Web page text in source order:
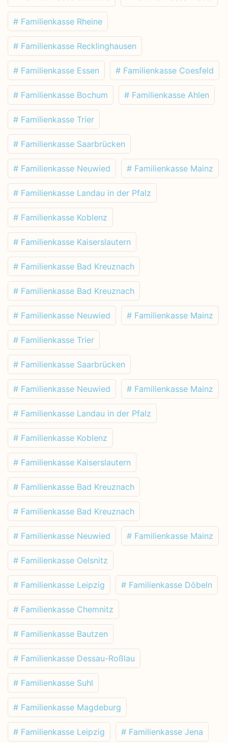
# Familienkasse Rheine
# Familienkasse Recklinghausen
# Familienkasse Essen # Familienkasse Coesfeld
# Familienkasse Bochum # Familienkasse Ahlen
# Familienkasse Trier
# Familienkasse Saarbrücken
# Familienkasse Neuwied # Familienkasse Mainz
# Familienkasse Landau in der Pfalz
# Familienkasse Koblenz
# Familienkasse Kaiserslautern
# Familienkasse Bad Kreuznach
# Familienkasse Bad Kreuznach
# Familienkasse Neuwied # Familienkasse Mainz
# Familienkasse Trier
# Familienkasse Saarbrücken
# Familienkasse Neuwied # Familienkasse Mainz
# Familienkasse Landau in der Pfalz
# Familienkasse Koblenz
# Familienkasse Kaiserslautern
# Familienkasse Bad Kreuznach
# Familienkasse Bad Kreuznach
# Familienkasse Neuwied # Familienkasse Mainz
# Familienkasse Oelsnitz
# Familienkasse Leipzig # Familienkasse Döbeln
# Familienkasse Chemnitz
# Familienkasse Bautzen
# Familienkasse Dessau-Roßlau
# Familienkasse Suhl
# Familienkasse Magdeburg
# Familienkasse Leipzig # Familienkasse Jena